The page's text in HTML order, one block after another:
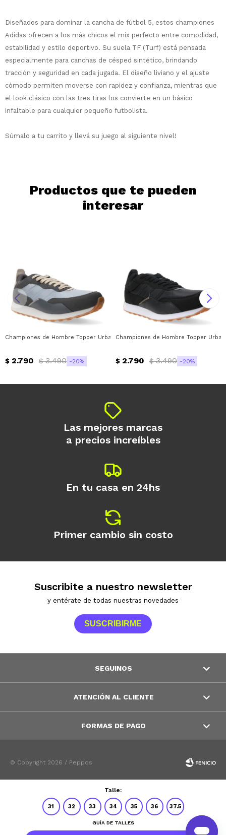
Talle:
31 32 33 34 35 36 37.5
GUÍA DE TALLES
Diseñados para dominar la cancha de fútbol 5, estos championes
Adidas ofrecen a los más chicos el mix perfecto entre comodidad,
estabilidad y estilo deportivo. Su suela TF (Turf) está pensada
especialmente para canchas de césped sintético, brindando
tracción y seguridad en cada jugada. El diseño liviano y el ajuste
cómodo permiten moverse con rapidez y confianza, mientras que
el look clásico con las tres tiras los convierte en un básico
infaltable para cualquier pequeño futbolista.
Súmalo a tu carrito y llevá su juego al siguiente nivel!
Productos que te pueden
interesar
Championes de Hombre Topper Urbano Temple Topper - Gris - Magenta
$ 2.790 $ 3.490 20
Championes de Hombre Topper
$ 2.790 $ 3.490 20
Las mejores marcas
a precios increíbles
En tu casa en 24hs
Primer cambio sin costo
Suscribite a nuestro newsletter
y entérate de todas nuestras novedades
SUSCRIBIRME
SEGUINOS
ATENCIÓN AL CLIENTE
FORMAS DE PAGO
© Copyright 2026 / Peppos
Fenicio
Comprá ahora y Pagá
Después, hasta en 12
cuotas y sin tocar tu
tarjeta de crédito
* sujeto aprobación crediticia.
Verifica si estás calificado para comprar
con Pago Después:
Cédula de identidad
Celular
Fecha de nacimiento
Día Mes Año
Estás calificado para comprar usando Pago
¡Tenés hasta
para comprar en las cuotas
que prefieras!
Elegí tus productos preferidos
Elegís Pago Después como metodo de pago
disponible puede variar por comercio
Ups!
Parece que no tenes oferta, lamentamos
el inconveniente, por cualquier duda
contactanos en
preguntas@pagodespues.com.uy
¡Algo salió mal!
Por favor intenta nuevamente mas tarde.